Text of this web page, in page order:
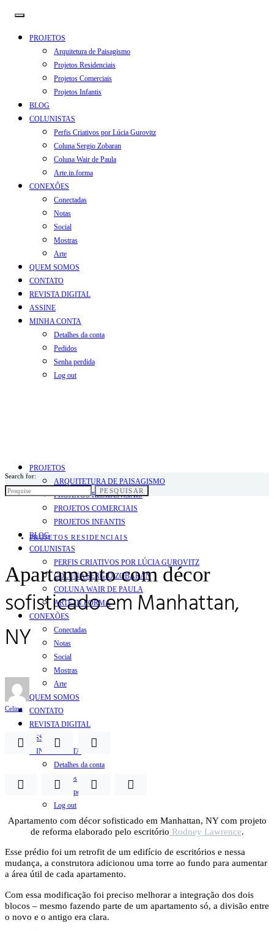
PROJETOS
Arquitetura de Paisagismo
Projetos Residenciais
Projetos Comerciais
Projetos Infantis
BLOG
COLUNISTAS
Perfis Criativos por Lúcia Gurovitz
Coluna Sergio Zobaran
Coluna Wair de Paula
Arte.in.forma
CONEXÕES
Conectadas
Notas
Social
Mostras
Arte
QUEM SOMOS
CONTATO
REVISTA DIGITAL
ASSINE
MINHA CONTA
Detalhes da conta
Pedidos
Senha perdida
Log out
PROJETOS
ARQUITETURA DE PAISAGISMO
PROJETOS RESIDENCIAIS
PROJETOS COMERCIAIS
PROJETOS INFANTIS
BLOG
COLUNISTAS
PERFIS CRIATIVOS POR LÚCIA GUROVITZ
COLUNA SERGIO ZOBARAN
COLUNA WAIR DE PAULA
ARTE.IN.FORMA
CONEXÕES
Conectadas
Notas
Social
Mostras
Arte
QUEM SOMOS
CONTATO
REVISTA DIGITAL
ASSINE
MINHA CONTA
Detalhes da conta
Pedidos
Senha perdida
Log out
Search for:
PESQUISAR
PROJETOS RESIDENCIAIS
Apartamento com décor
sofisticado em Manhattan,
NY
Celina
Apartamento com décor sofisticado em Manhattan, NY com projeto
de reforma elaborado pelo escritório Rodney Lawrence.
Esse prédio foi um retrofit de um edifício de escritórios e nessa
mudança, a construtora adicionou uma torre ao fundo para aumentar
a área útil de cada apartamento.
Com essa modificação foi preciso melhorar a integração dos dois
blocos – mesmo fazendo parte de um apartamento só, a divisão entre
o novo e o antigo era clara.